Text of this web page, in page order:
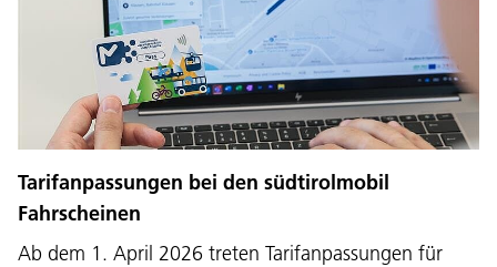
Tarifanpassungen bei den südtirolmobil
Fahrscheinen
Ab dem 1. April 2026 treten Tarifanpassungen für